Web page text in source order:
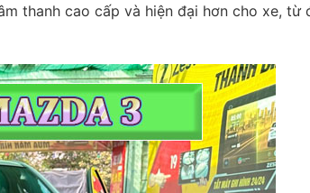
thanh cao cấp và hiện đại hơn cho xe, từ